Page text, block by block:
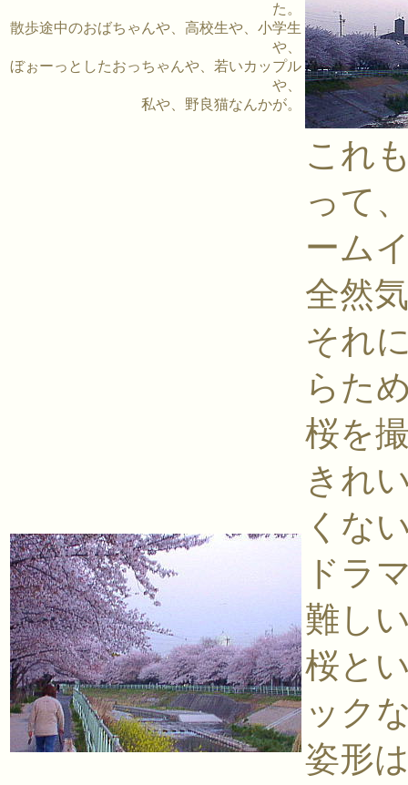
た。
散歩途中のおばちゃんや、高校生や、小学生
や、
ぼぉーっとしたおっちゃんや、若いカップル
や、
私や、野良猫なんかが。
これ
って
ーム
全然
それ
らた
桜を
きれ
くな
ドラ
難し
桜と
ック
姿形